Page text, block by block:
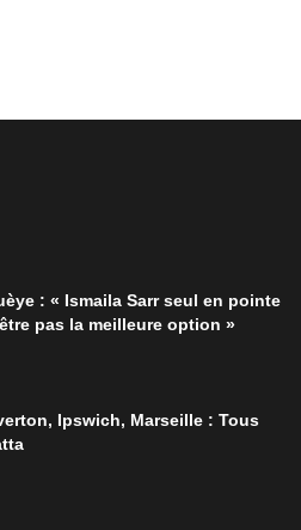
: « Ismaila Sarr seul en pointe
pas la meilleure option »
Ipswich, Marseille : Tous